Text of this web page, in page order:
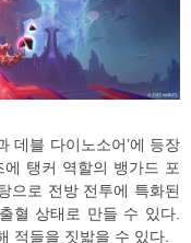
데블 다이노소어’에 등장
탱커 역할의 뱅가드 포
으로 전방 전투에 특화된
혈 상태로 만들 수 있다.
적들을 짓밟을 수 있다.